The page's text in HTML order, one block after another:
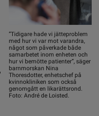
”Tidigare hade vi jätteproblem
med hur vi var mot varandra,
något som påverkade både
samarbetet inom enheten och
hur vi bemötte patienter”, säger
barnmorskan Nina
Thoresdotter, enhetschef på
kvinnokliniken som också
genomgått en likarättsrond.
Foto: André de Loisted.